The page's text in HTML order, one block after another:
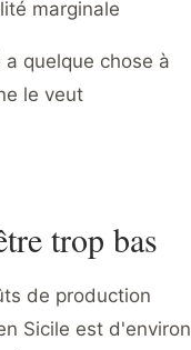
marginale
quelque chose à
le veut
trop bas
de production
Sicile est d'environ